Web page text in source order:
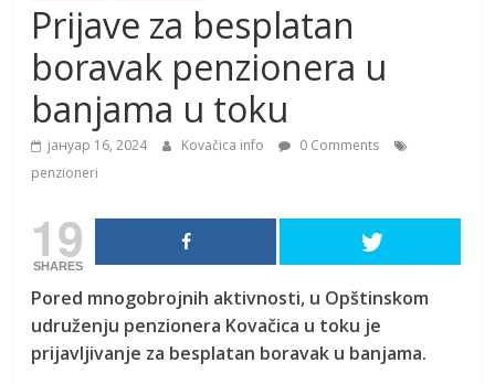
Prijave za besplatan
boravak penzionera u
banjama u toku
јануар 16, 2024 Kovačica info
0 Comments
penzioneri
19
SHARES
Pored mnogobrojnih aktivnosti, u Opštinskom
udruženju penzionera Kovačica u toku je
prijavljivanje za besplatan boravak u banjama.